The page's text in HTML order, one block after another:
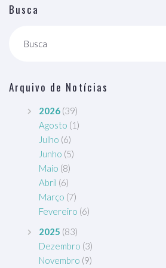
Busca
Busca
Arquivo de Notícias
2026 (39)
Agosto (1)
Julho (6)
Junho (5)
Maio (8)
Abril (6)
Março (7)
Fevereiro (6)
2025 (83)
Dezembro (3)
Novembro (9)